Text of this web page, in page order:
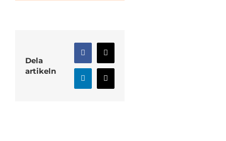
Dela
artikeln
Facebook
X
LinkedInE-
post